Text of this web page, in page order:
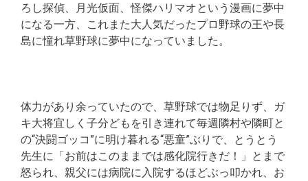
ろし探偵、月光仮面、怪傑ハリマオという漫画に夢中
になる一方、これまた大人気だったプロ野球の王や長
島に憧れ草野球に夢中になっていました。
体力があり余っていたので、草野球では物足りず、ガ
キ大将宜しく子分どもを引き連れて毎週隣村や隣町と
の“決闘ゴッコ”に明け暮れる“悪童”ぶりで、とうとう
先生に「お前はこのままでは感化院行きだ！」とまで
怒られ、親父には病院に入院するほどぶっ叩かれ、お